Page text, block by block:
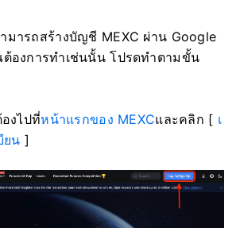
ารถสร้างบัญชี MEXC ผ่าน Google
องการทำเช่นนั้น โปรดทำตามขั้น
งไปที่หน้าแรกของ MEXCและคลิก [ เ
ยน ]